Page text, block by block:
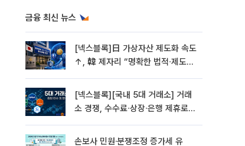
금융 최신 뉴스
[넥스블록]日 가상자산 제도화 속도
↑, 韓 제자리 “명확한 법적∙제도적
[넥스블록][국내 5대 거래소] 거래
소 경쟁, 수수료∙상장∙은행 제휴로
손보사 민원·분쟁조정 증가세 유